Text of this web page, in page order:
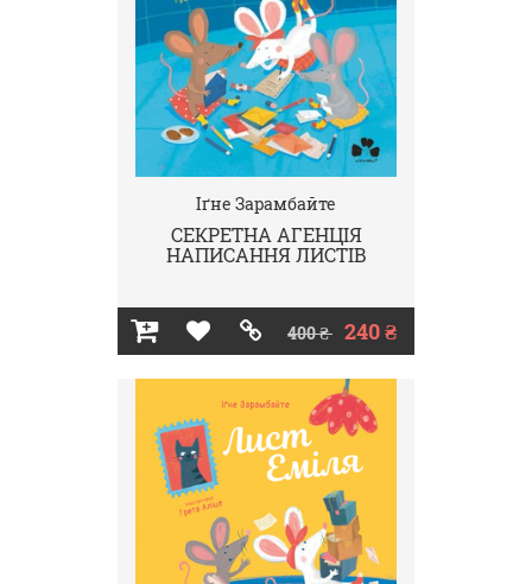
Іґне Зарамбайте
СЕКРЕТНА АГЕНЦІЯ
НАПИСАННЯ ЛИСТІВ
400 ₴ 240 ₴